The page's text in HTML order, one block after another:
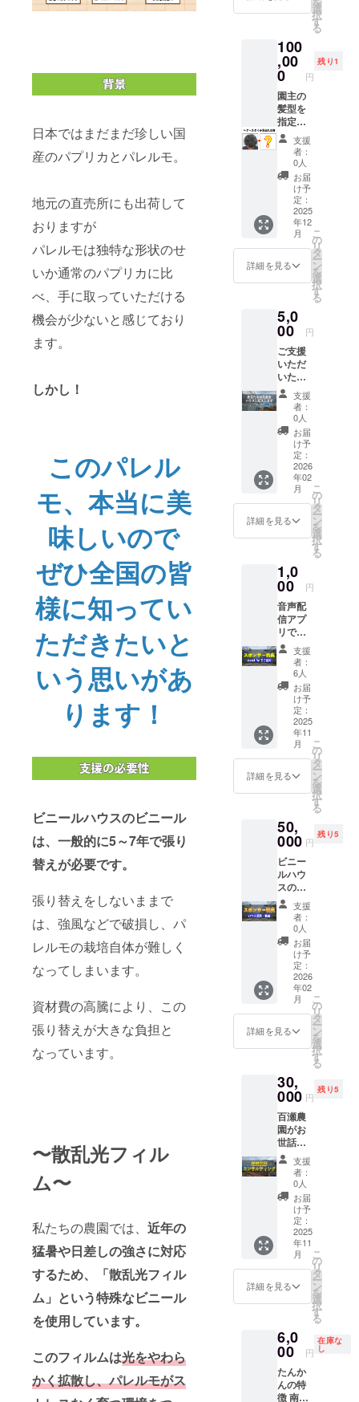
日本ではまだまだ珍しい国
産のパプリカとパレルモ。
地元の直売所にも出荷して
おりますが
パレルモは独特な形状のせ
いか通常のパプリカに比
べ、手に取っていただける
機会が少ないと感じており
ます。
しかし！
このパレル
モ、本当に美
味しいので
ぜひ全国の皆
様に知ってい
ただきたいと
いう思いがあ
ります！
ビニールハウスのビニール
は、一般的に5～7年で張り
替えが必要です。
張り替えをしないままで
は、強風などで破損し、パ
レルモの栽培自体が難しく
なってしまいます。
資材費の高騰により、この
張り替えが大きな負担と
なっています。
〜散乱光フィル
ム〜
私たちの農園では、 近年の
猛暑や日差しの強さに対応
するため、「散乱光フィル
ム」という特殊なビニール
を使用しています。
このフィルムは光をやわら
かく拡散し、パレルモがス
ターン
ラベル
や注意
書きを
ご確認
くださ
い。」
の連絡
メール
で連絡
しま
す。 ・
1支援に
つき1名
ご参加
いただ
けま
す。 体
験リ
ターン
にご参
加いた
だく皆
さまに
ベント
保険を
す。 万
が一の
事故や
トラブ
ルが発
生した
場合
は、保
険の補
償範囲
内での
対応と
なりま
すの
で、あ
めご了
承くだ
保険料
は支援
金の一
部から
充当さ
せてい
ただき
ます。
本プロ
ジェク
トを利
用し
て、プ
ロジェ
クト
ナーと
第三者
者を含
む）と
の間の
雇用関
係を成
立させ
ること
はござ
いませ
ん。 ま
た、プ
ロジェ
クト
オー
ナー以
外の第
三者
（支援
者を含
当事者
となる
雇用関
係の成
立を
あっせ
んする
ことも
ござい
ませ
ん。 こ
のこと
は、本
プロ
ジェク
トのリ
ターン
につい
ても同
す。
れても
良い服
装で。
気にな
る方
は、帽
子、マ
スク、
長靴が
良い キ
ツイで
すか？
↓ 女性
のパー
トさん
が毎年
一緒に
行って
出来ま
すが根
を抜く
のは少
し力が
必要で
す。 子
供も参
加可能
です
か？ ↓
可能で
す。危
険は少
ないで
すが、
折った
ことが
ありま
すの
で、参
加され
る場合
はご家
庭の責
任でお
願いし
ます。
暑いで
すか？
↓ 晴れ
ていれ
スの中
は、夏
とがあ
りま
す。外
は一桁
の温度
のこと
が多い
です。
雨の場
合は？
↓ 軽ト
ラで運
ぶ作業
は出来
ません
を折
る、根
はハウ
ス内な
ので雨
や雪で
も行い
ます。
ガチ作
業です
か？ ↓
ガチ作
業で
す！ ・
日時：
2025年
12月頃
所：長
野県松
松本ハ
イラン
ド 神
林支
所 近
郊 ・支
家でも
なかな
するこ
とが少
ない作
業で
す！ 是
非、プ
ロ農家
のハウ
スを体
感して
下さ
い！ ・
日時：
2025年
1月頃
・場
所：長
野県松
本市
松本ハ
ド 神
林支
所 近
郊 ・支
援者様
の交通
費や滞
在費：
支援者
様の交
通費や
滞在費
は各自
でご負
担くだ
さい。
・支援
詳細は
メール
で連絡
しま
す。 ・
1支援に
つき1名
ご参加
いただ
けま
す。 体
験リ
ターン
にご参
加いた
だく皆
さまに
適用い
たしま
が一の
事故や
トラブ
ルが発
生した
場合
は、保
険の補
償範囲
内での
対応と
なりま
で、あ
らかじ
さい。
なお、
保険料
は支援
金の一
部から
充当さ
せてい
ただき
ます。
本プロ
ジェク
トを利
用し
て、プ
クト
オー
（支援
者を含
む）と
の間の
雇用関
選
択
す
る
100
,00
0 円
残り1
園主の
髪型を
指定で
きま
す！ ど
んなヘ
アース
タイル
でも！
どんな
カラー
でも！
備考欄
にご希
望のヘ
アース
をご記
入くだ
さい。
実施時
期：12
月頃
YouTub
eにて結
果報告
したい
と思い
ます！
支援
者：
0人
お届
け予
定：
2025
年12
月
詳細を見る
こ
の
リ
タ
ー
ン
を
選
択
す
る
5,0
00 円
ご支援
いただ
いた方
のお名
前をビ
ニール
ハウス
のビ
ニール
に書き
ます。
期間：1
年間 備
考欄に
記載を
希望す
前を記
入して
下さ
い。 な
お、公
序良俗
に反す
ると園
主が判
断した
場合
は、記
名は行
いませ
ん。
支援
者：
0人
お届
け予
定：
2026
年02
月
詳細を見る
こ
の
リ
タ
ー
ン
を
選
択
す
る
1,0
00 円
音声配
信アプ
リでス
ポン
サーを
ご紹介
しま
す！ 私
は毎朝
LIVE配
信をし
ていま
す。
オープ
ニング
でスポ
のお名
前をご
紹介い
たしま
す！ ア
プリ
名：
stand.f
m 期
間：7日
間 日
時：10
月下旬
から順
次ご紹
介いた
します
前を記
入して
下さ
い。 な
お、公
序良俗
に反す
ると判
断した
お名前
につき
まして
は読ま
ないこ
とがあ
ります
のでご
支援
者：
6人
お届
け予
定：
2025
年11
月
詳細を見る
こ
の
リ
タ
ー
ン
を
選
択
す
る
50,
000 円
残り5
ビニー
ルハウ
スの一
面をサ
ポー
ターの
名前で
装飾
し、オ
リジナ
ル動画
にて支
援のお
礼を公
開しま
す。 備
ご希望
のお名
前をご
記入し
てくだ
さい。
「もも
せパプ
リカ農
園」
YouTub
eチャン
ネルに
てご紹
介しま
す！ 公
開後
案内い
たしま
す。 な
お、公
序良俗
支援
者：
0人
お届
け予
定：
2026
年02
月
詳細を見る
こ
の
リ
タ
ー
ン
を
選
択
す
る
30,
000 円
残り5
百瀬農
園がお
世話に
なてい
る潮田
武彦氏
からご
協力い
ただ
き、特
別にコ
ンサル
タント
のリ
ターン
を提供
きまし
た。 潮
田武彦
氏につ
いて 今
まで全
支援
者：
0人
お届
け予
定：
2025
年11
月
詳細を見る
こ
の
リ
タ
ー
ン
を
選
択
す
る
6,0
00 円
在庫な
し
たんか
んの特
徴 南国